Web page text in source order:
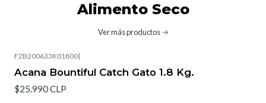
Alimento Seco
Ver más productos
F2B200633K01800|
Acana Bountiful Catch Gato 1.8 Kg.
$25.990 CLP